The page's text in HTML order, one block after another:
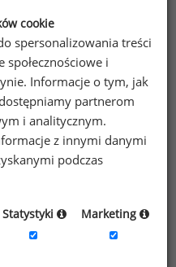
27
Mężczyźni
26
danych o
cookie
spersonalizowania treści
i
Informacje o tym, jak
partnerom
i analitycznym.
z innymi danymi
podczas
Statystyki Marketing